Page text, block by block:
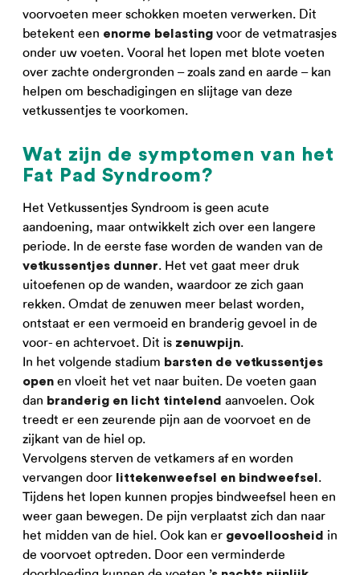
voorvoeten meer schokken moeten verwerken. Dit
betekent een enorme belasting voor de vetmatrasjes
onder uw voeten. Vooral het lopen met blote voeten
over zachte ondergronden – zoals zand en aarde – kan
helpen om beschadigingen en slijtage van deze
vetkussentjes te voorkomen.
Wat zijn de symptomen van het
Fat Pad Syndroom?
Het Vetkussentjes Syndroom is geen acute
aandoening, maar ontwikkelt zich over een langere
periode. In de eerste fase worden de wanden van de
vetkussentjes dunner. Het vet gaat meer druk
uitoefenen op de wanden, waardoor ze zich gaan
rekken. Omdat de zenuwen meer belast worden,
ontstaat er een vermoeid en branderig gevoel in de
voor- en achtervoet. Dit is zenuwpijn.
In het volgende stadium barsten de vetkussentjes
open en vloeit het vet naar buiten. De voeten gaan
dan branderig en licht tintelend aanvoelen. Ook
treedt er een zeurende pijn aan de voorvoet en de
zijkant van de hiel op.
Vervolgens sterven de vetkamers af en worden
vervangen door littekenweefsel en bindweefsel .
Tijdens het lopen kunnen propjes bindweefsel heen en
weer gaan bewegen. De pijn verplaatst zich dan naar
het midden van de hiel. Ook kan er gevoelloosheid in
de voorvoet optreden. Door een verminderde